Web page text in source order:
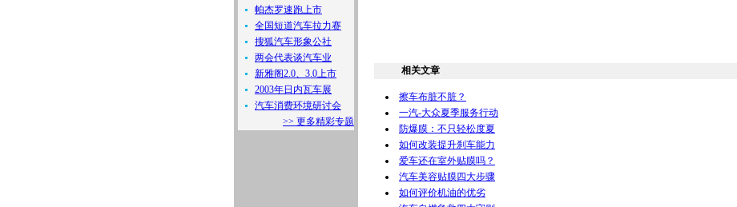
帕杰罗速跑上市
全国短道汽车拉力赛
搜狐汽车形象公社
两会代表谈汽车业
新雅阁2.0、3.0上市
2003年日内瓦车展
汽车消费环境研讨会
>> 更多精彩专题
相关文章
擦车布脏不脏？
一汽-大众夏季服务行动
防爆膜：不只轻松度夏
如何改装提升刹车能力
爱车还在室外贴膜吗？
汽车美容贴膜四大步骤
如何评价机油的优劣